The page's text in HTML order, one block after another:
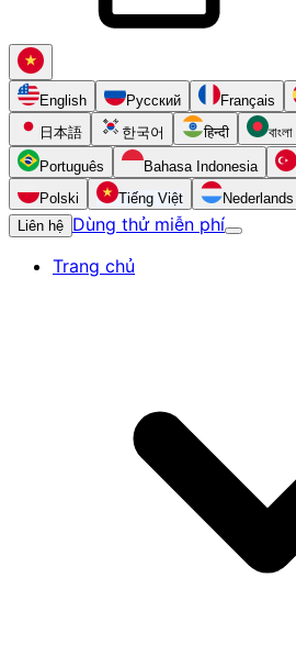
English Русский Français
日本語
한국어 हिन्दी বাংলা
Português Bahasa Indonesia
Polski
Tiếng Việt Nederlands
Liên hệ Dùng thử miễn phí
Trang chủ